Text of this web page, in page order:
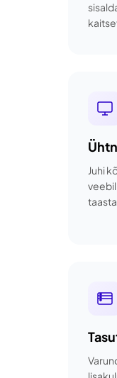
Juhi